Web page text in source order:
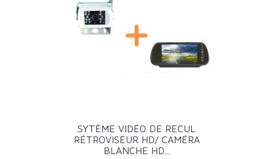
SYTÈME VIDÉO DE RECUL
RÉTROVISEUR HD/ CAMÉRA
BLANCHE HD...